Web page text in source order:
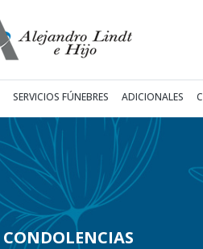
(current)
SERVICIOS FÚNEBRES ADICIONALES
CONDOLENCIAS